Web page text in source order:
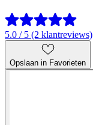
5.0 / 5 (2 klantreviews)
Opslaan in Favorieten